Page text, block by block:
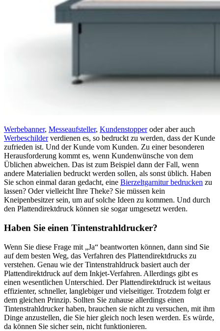
Werbebanner, Messeaufsteller, Kundenstopperoder aber auch
Werbeschilderverdienen es, so bedruckt zu werden, dass der Kunde
zufrieden ist. Und der Kunde vom Kunden. Zu einer besonderen
Herausforderung kommt es, wenn Kundenwünsche von dem
Üblichen abweichen. Das ist zum Beispiel dann der Fall, wenn
andere Materialien bedruckt werden sollen, als sonst üblich. Haben
Sie schon einmal daran gedacht, eine Bierzeltgarnitur bedrucken zu
lassen? Oder vielleicht Ihre Theke? Sie müssen kein
Kneipenbesitzer sein, um auf solche Ideen zu kommen. Und durch
den Plattendirektdruck können sie sogar umgesetzt werden.
Haben Sie einen Tintenstrahldrucker?
Wenn Sie diese Frage mit „Ja“ beantworten können, dann sind Sie
auf dem besten Weg, das Verfahren des Plattendirektdrucks zu
verstehen. Genau wie der Tintenstrahldruck basiert auch der
Plattendirektdruck auf dem Inkjet-Verfahren. Allerdings gibt es
einen wesentlichen Unterschied. Der Plattendirektdruck ist weitaus
effizienter, schneller, langlebiger und vielseitiger. Trotzdem folgt er
dem gleichen Prinzip. Sollten Sie zuhause allerdings einen
Tintenstrahldrucker haben, brauchen sie nicht zu versuchen, mit ihm
Dinge anzustellen, die Sie hier gleich noch lesen werden. Es würde,
da können Sie sicher sein, nicht funktionieren.